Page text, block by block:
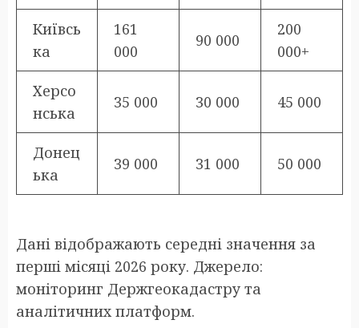
Київсь
ка
161
000
90 000
200
000+
Херсо
нська
35 000 30 000 45 000
Донец
ька
39 000 31 000 50 000
Дані відображають середні значення за
перші місяці 2026 року. Джерело:
моніторинг Держгеокадастру та
аналітичних платформ.